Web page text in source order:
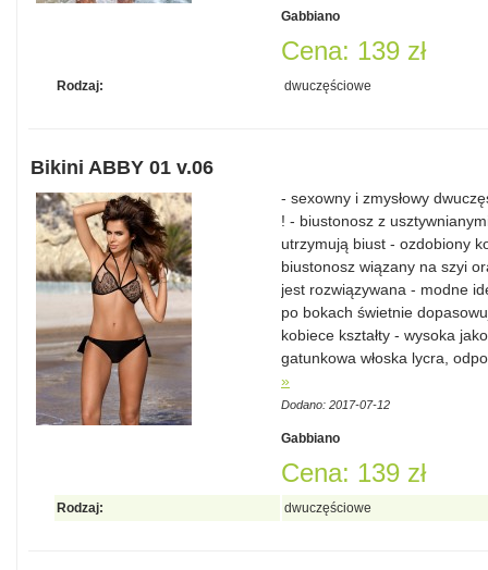
Gabbiano
Cena: 139 zł
Rodzaj: dwuczęściowe
Bikini ABBY 01 v.06
- sexowny i zmysłowy
! - biustonosz z
utrzymują biust - ozdobiony
biustonosz wiązany na szyi
jest rozwiązywana - modne
po bokach świetnie
kobiece kształty - wysoka
gatunkowa włoska lycra,
»
Dodano: 2017-07-12
Gabbiano
Cena: 139 zł
Rodzaj: dwuczęściowe